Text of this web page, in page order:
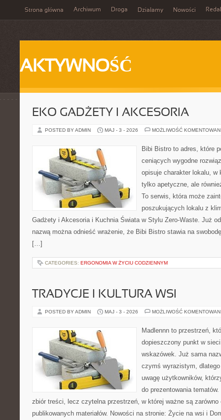
Strona główna Archiwum Droga Działamy Nowości
AKTYWNOŚĆ
EKO GADŻETY I AKCESORIA
POSTED BY ADMIN MAJ - 3 - 2026 MOŻLIWOŚĆ
Bibi Bistro to adres, które
ceniących wygodne
opisuje charakter lokalu, w
tylko apetyczne, ale
To serwis, która może
poszukujących lokalu z
Gadżety i Akcesoria i Kuchnia Świata w Stylu Zero-Waste. Już
nazwą można odnieść wrażenie, że Bibi Bistro stawia na
[…]
CATEGORIES: ERGONOMIA W ŻYCIU CODZIENNYM
TRADYCJE I KULTURA WSI
POSTED BY ADMIN MAJ - 3 - 2026 MOŻLIWOŚĆ
Madlennn to przestrzeń,
dopieszczony punkt w
wskazówek. Już sama
czymś wyrazistym,
uwagę użytkowników,
do prezentowania
zbiór treści, lecz czytelna przestrzeń, w której ważne są
publikowanych materiałów. Nowości na stronie: Życie na wsi i